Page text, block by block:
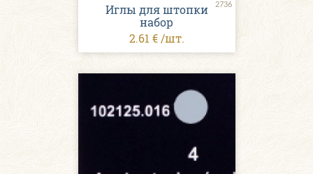
2736
Иглы для штопки
набор
2.61 € /шт.